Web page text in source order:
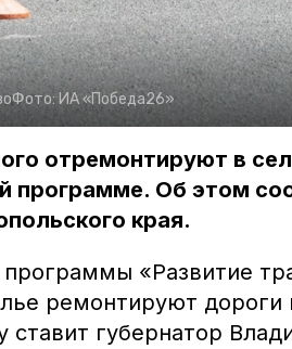
Фото:ИА «Победа26»
отремонтируют в
программе. Об этом
края.
«Развитие
ремонтируют дороги
ставит губернатор